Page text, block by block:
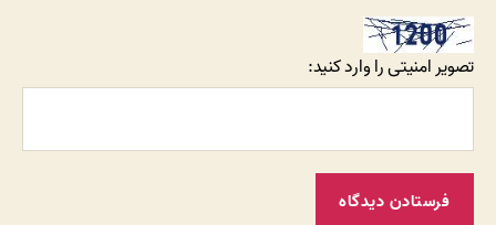
تصویر امنیتی را وارد کنید: